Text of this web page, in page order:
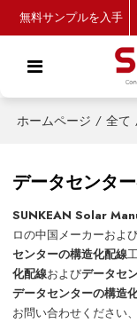
無料サンプルを入手
ホームページ / 全て
データセンタ
SUNKEAN Solar
ロの中国メーカーおよ
センターの構造化配線
化配線およびデータセ
データセンターの構造
お問い合わせください